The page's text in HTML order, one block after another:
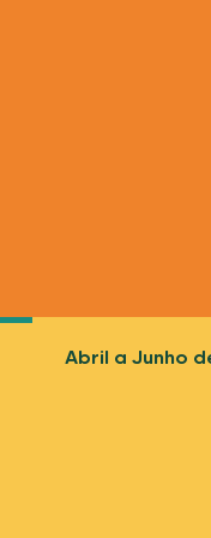
Abril a Junho